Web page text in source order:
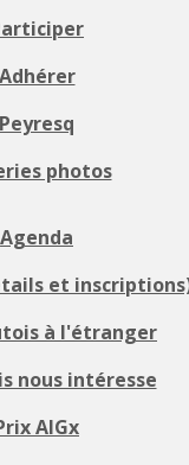
Adhérer
Peyresq
photos
Agenda
et
à l'étranger
nous intéresse
AIGx